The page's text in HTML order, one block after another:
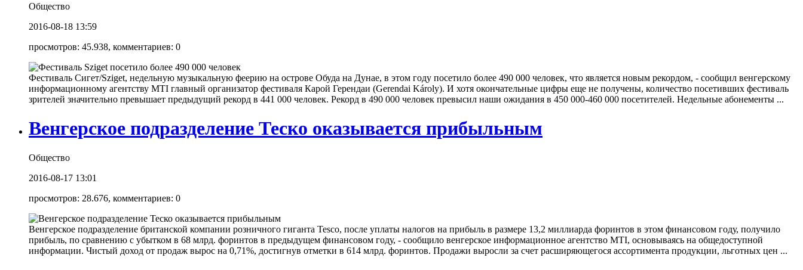
Общество
2016-08-18 13:59
просмотров: 45.938, комментариев: 0
Фестиваль Сигет/Sziget, недельную музыкальную феерию на острове Обуда на Дунае, в этом году посетило более 490 000 человек, что является новым рекордом, - сообщил венгерскому
информационному агентству MTI главный организатор фестиваля Карой Герендаи (Gerendai Károly). И хотя окончательные цифры еще не получены, количество посетивших фестиваль
зрителей значительно превышает предыдущий рекорд в 441 000 человек. Рекорд в 490 000 человек превысил наши ожидания в 450 000-460 000 посетителей. Недельные абонементы ...
Венгерское подразделение Теско оказывается прибыльным
Общество
2016-08-17 13:01
просмотров: 28.676, комментариев: 0
Венгерское подразделение британской компании розничного гиганта Tesco, после уплаты налогов на прибыль в размере 13,2 миллиарда форинтов в этом финансовом году, получило
прибыль, по сравнению с убытком в 68 млрд. форинтов в предыдущем финансовом году, - сообщило венгерское информационное агентство MTI, основываясь на общедоступной
информации. Чистый доход от продаж вырос на 0,71%, достигнув отметки в 614 млрд. форинтов. Продажи выросли за счет расширяющегося ассортимента продукции, льготных цен ...